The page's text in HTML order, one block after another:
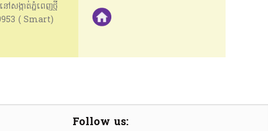
ង្កាត់ភ្នំពេញថ្មី
( Smart)
ឡុង #ខណ្ឌ្ឌសែនសុខ
Follow us: